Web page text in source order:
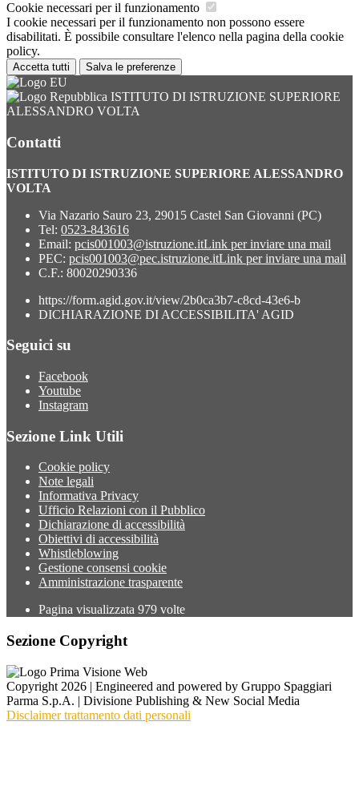
Cookie necessari per il funzionamento
I cookie necessari per il funzionamento non possono essere
disabilitati. È possibile consultare l'elenco nella pagina della cookie
policy.
Accetta tutti Salva le preferenze
ISTITUTO DI ISTRUZIONE SUPERIORE
ALESSANDRO VOLTA
Contatti
ISTITUTO DI ISTRUZIONE SUPERIORE ALESSANDRO
VOLTA
Via Nazario Sauro 23, 29015 Castel San Giovanni (PC)
Tel: 0523-843616
Email: pcis001003@istruzione.itLink per inviare una mail
PEC: pcis001003@pec.istruzione.itLink per inviare una mail
C.F.: 80020290336
https://form.agid.gov.it/view/2b0ca3b7-c8cd-43e6-b
DICHIARAZIONE DI ACCESSIBILITA' AGID
Seguici su
Facebook
Youtube
Instagram
Sezione Link Utili
Cookie policy
Note legali
Informativa Privacy
Ufficio Relazioni con il Pubblico
Dichiarazione di accessibilità
Obiettivi di accessibilità
Whistleblowing
Gestione consensi cookie
Amministrazione trasparente
Pagina visualizzata 979 volte
Sezione Copyright
Copyright 2026 | Engineered and powered by Gruppo Spaggiari
Parma S.p.A. | Divisione Publishing & New Social Media
Disclaimer trattamento dati personali